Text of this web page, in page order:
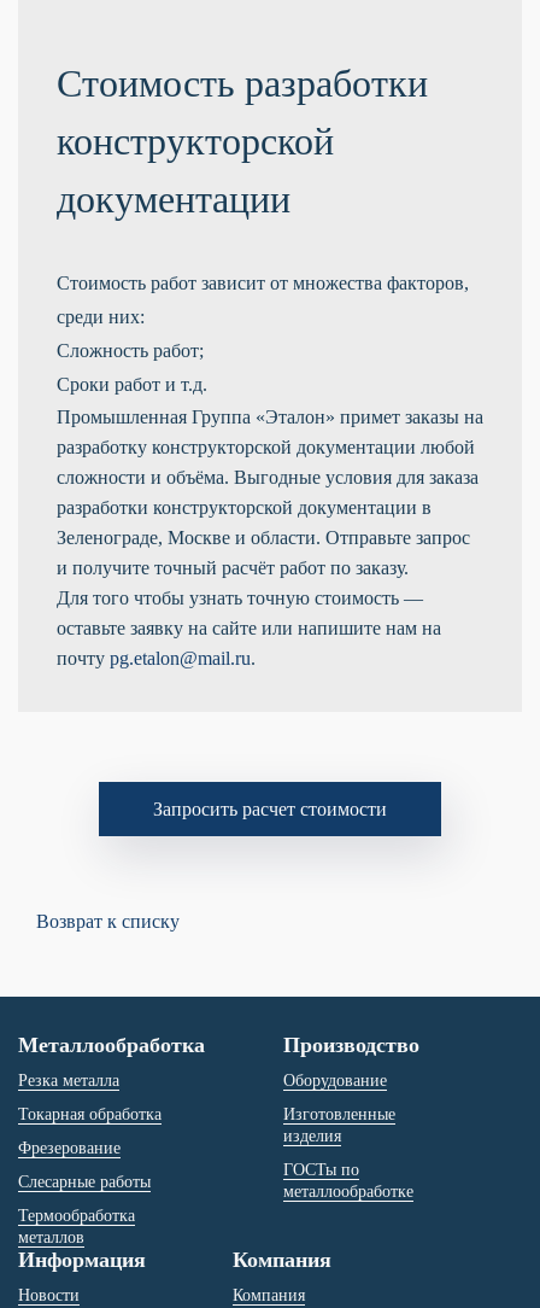
Стоимость разработки
конструкторской
документации
Стоимость работ зависит от множества факторов,
среди них:
Сложность работ;
Сроки работ и т.д.
Промышленная Группа «Эталон» примет заказы на
разработку конструкторской документации любой
сложности и объёма. Выгодные условия для заказа
разработки конструкторской документации в
Зеленограде, Москве и области. Отправьте запрос
и получите точный расчёт работ по заказу.
Для того чтобы узнать точную стоимость —
оставьте заявку на сайте или напишите нам на
почту pg.etalon@mail.ru.
Запросить расчет стоимости
Возврат к списку
Металлообработка
Резка металла
Токарная обработка
Фрезерование
Слесарные работы
Термообработка
металлов
Производство
Оборудование
Изготовленные
изделия
ГОСТы по
металлообработке
Информация
Новости
Компания
Компания